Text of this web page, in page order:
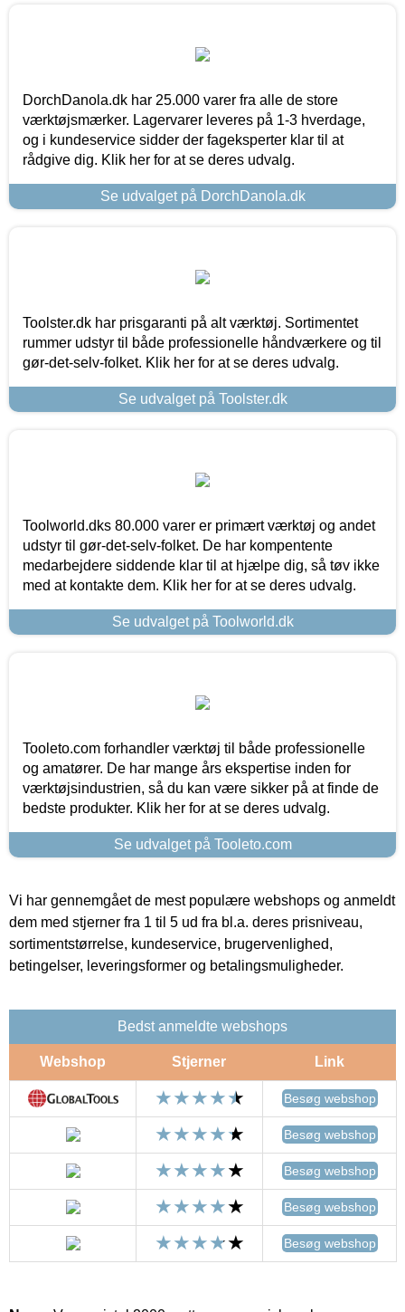
DorchDanola.dk har 25.000 varer fra alle de store
værktøjsmærker. Lagervarer leveres på 1-3 hverdage,
og i kundeservice sidder der fageksperter klar til at
rådgive dig. Klik her for at se deres udvalg.
Se udvalget på DorchDanola.dk
Toolster.dk har prisgaranti på alt værktøj. Sortimentet
rummer udstyr til både professionelle håndværkere og til
gør-det-selv-folket. Klik her for at se deres udvalg.
Se udvalget på Toolster.dk
Toolworld.dks 80.000 varer er primært værktøj og andet
udstyr til gør-det-selv-folket. De har kompentente
medarbejdere siddende klar til at hjælpe dig, så tøv ikke
med at kontakte dem. Klik her for at se deres udvalg.
Se udvalget på Toolworld.dk
Tooleto.com forhandler værktøj til både professionelle
og amatører. De har mange års ekspertise inden for
værktøjsindustrien, så du kan være sikker på at finde de
bedste produkter. Klik her for at se deres udvalg.
Se udvalget på Tooleto.com
Vi har gennemgået de mest populære webshops og anmeldt
dem med stjerner fra 1 til 5 ud fra bl.a. deres prisniveau,
sortimentstørrelse, kundeservice, brugervenlighed,
betingelser, leveringsformer og betalingsmuligheder.
Bedst anmeldte webshops
Webshop Stjerner Link
Besøg webshop
Besøg webshop
Besøg webshop
Besøg webshop
Besøg webshop